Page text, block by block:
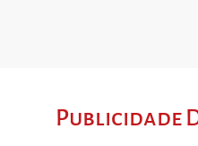
Publicidade